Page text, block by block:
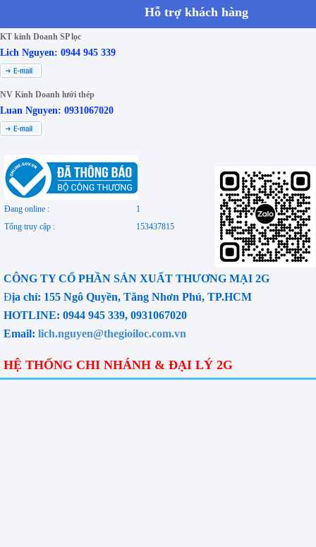
Hỗ trợ khách hàng
KT kinh Doanh SP lọc
Lich Nguyen: 0944 945 339
NV Kinh Doanh lưới thép
Luan Nguyen: 0931067020
Đang online :
1
Tổng truy cập :
153437815
CÔNG TY CỔ PHẦN SẢN XUẤT THƯƠNG MẠI 2G
Địa chỉ: 155 Ngô Quyền, Tăng Nhơn Phú, TP.HCM
HOTLINE: 0944 945 339, 0931067020
Email: lich.nguyen@thegioiloc.com.vn
HỆ THỐNG CHI NHÁNH & ĐẠI LÝ 2G